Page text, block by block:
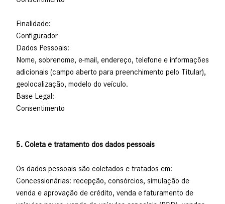
Finalidade:
Configurador
Dados Pessoais:
Nome, sobrenome, e-mail, endereço, telefone e informações
adicionais (campo aberto para preenchimento pelo Titular),
geolocalização, modelo do veículo.
Base Legal:
Consentimento
5. Coleta e tratamento dos dados pessoais
Os dados pessoais são coletados e tratados em:
Concessionárias: recepção, consórcios, simulação de
venda e aprovação de crédito, venda e faturamento de